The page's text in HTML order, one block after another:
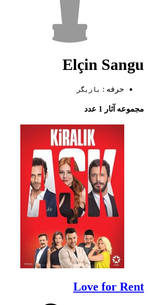
Elçin Sangu
حرفه : بازیگر
مجموعه آثار 1 عدد
Love for Rent